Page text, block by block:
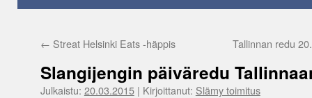
← Streat Helsinki Eats -häppis Tallinnan redu
Slangijengin päiväredu
Julkaistu: 20.03.2015| Kirjoittanut: Slämy toimitus